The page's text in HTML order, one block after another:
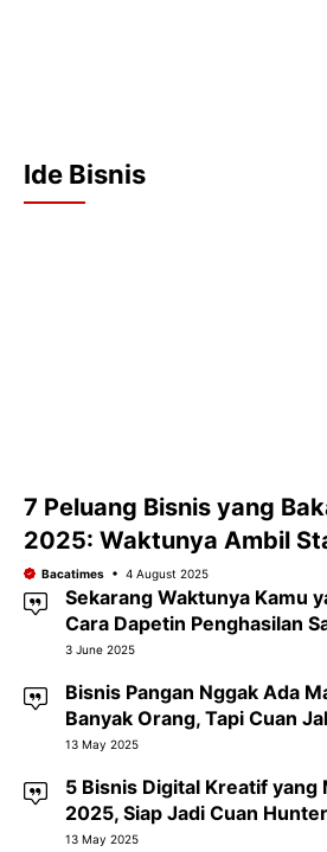
Ide Bisnis
7 Peluang Bisnis yang
2025: Waktunya Ambil
Bacatimes 4 August 2025
Sekarang Waktunya Kamu
Cara Dapetin Penghasilan
3 June 2025
Bisnis Pangan Nggak Ada
Banyak Orang, Tapi Cuan
13 May 2025
5 Bisnis Digital Kreatif yang
2025, Siap Jadi Cuan
13 May 2025